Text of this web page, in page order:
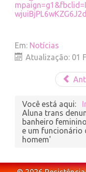
Em: Notícias
Atualização: 01
Você está aqui:
Aluna trans
banheiro
e um funcionário
homem'